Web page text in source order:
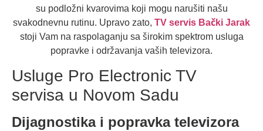
su podložni kvarovima koji mogu narušiti našu
svakodnevnu rutinu. Upravo zato, TV servis Bački Jarak
stoji Vam na raspolaganju sa širokim spektrom usluga
popravke i održavanja vaših televizora.
Usluge Pro Electronic TV
servisa u Novom Sadu
Dijagnostika i popravka televizora